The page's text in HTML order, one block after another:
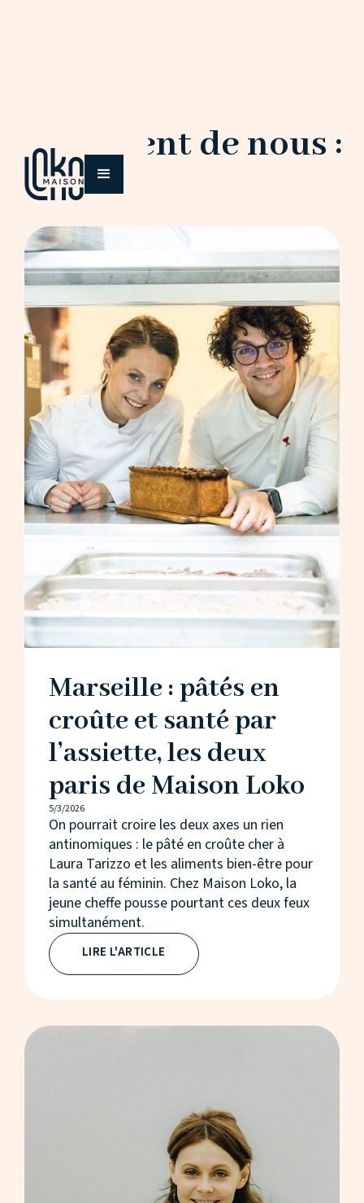
Ils parlent de nous :
Marseille : pâtés en
croûte et santé par
l’assiette, les deux
paris de Maison Loko
5/3/2026
On pourrait croire les deux axes un rien
antinomiques : le pâté en croûte cher à
Laura Tarizzo et les aliments bien-être pour
la santé au féminin. Chez Maison Loko, la
jeune cheffe pousse pourtant ces deux feux
simultanément.
LIRE L'ARTICLE